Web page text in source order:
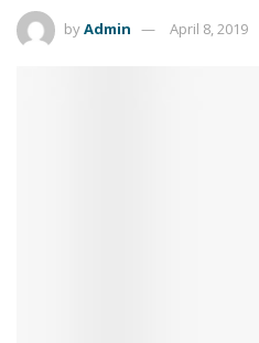
byAdmin April 8, 2019